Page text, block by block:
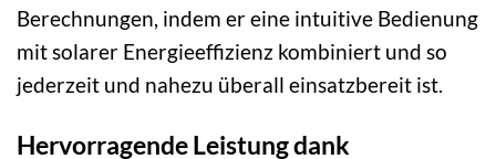
Berechnungen, indem er eine intuitive Bedienung
mit solarer Energieeffizienz kombiniert und so
jederzeit und nahezu überall einsatzbereit ist.
Hervorragende Leistung dank